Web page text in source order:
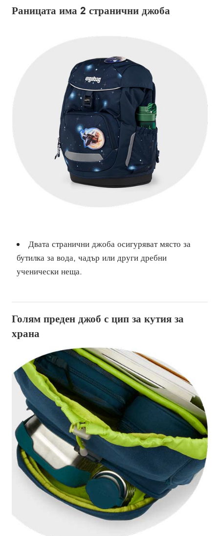
Раницата има 2 странични джоба
Двата странични джоба осигуряват място за
бутилка за вода, чадър или други дребни
ученически неща.
Голям преден джоб с цип за кутия за
храна